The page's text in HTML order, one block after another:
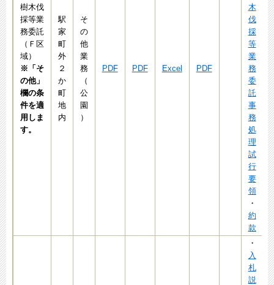
樹木伐
採等業
務委託
（Ｆ区
域）
※「そ
の他」
欄の条
件を適
用しま
す。
駅
家
町
外
２
か
町
地
内
そ
の
他
業
務
（
公
園
）
PDF PDF Excel PDF
木
伐
採
等
業
務
委
託
事
務
処
理
試
行
要
領
・
約
款
・
入
札
説